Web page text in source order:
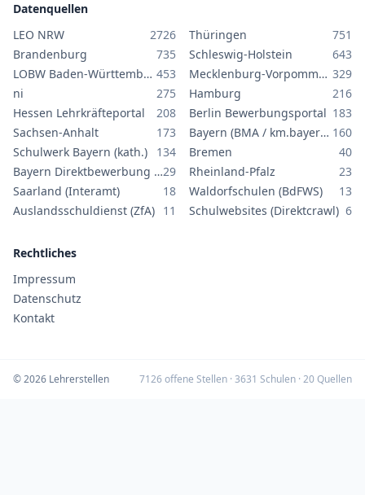
Datenquellen
LEO NRW
2726 Thüringen
751
Brandenburg
735 Schleswig-Holstein
643
LOBW Baden-Württemberg 453 Mecklenburg-Vorpommern 329
ni
275 Hamburg
216
Hessen Lehrkräfteportal
208 Berlin Bewerbungsportal 183
Sachsen-Anhalt
173 Bayern (BMA / km.bayern.de) 160
Schulwerk Bayern (kath.)
134 Bremen
40
Bayern Direktbewerbung GS/MS29 Rheinland-Pfalz
23
Saarland (Interamt)
18 Waldorfschulen (BdFWS)
13
Auslandsschuldienst (ZfA) 11 Schulwebsites (Direktcrawl) 6
Rechtliches
Impressum
Datenschutz
Kontakt
©2026 Lehrerstellen 7126offene Stellen ·3631 Schulen ·20Quellen